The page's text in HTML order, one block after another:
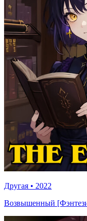
Другая • 2022
Возвышенный